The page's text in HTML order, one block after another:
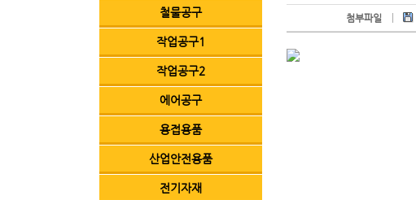
철물공구
작업공구1
작업공구2
에어공구
용접용품
산업안전용품
전기자재
첨부파일